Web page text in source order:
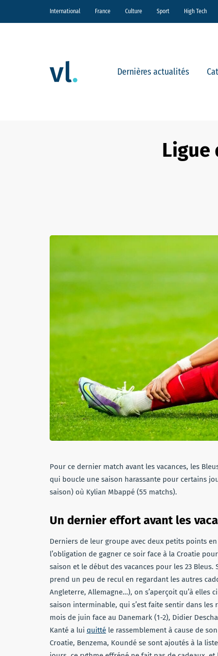
International France Culture Sport High Tech
Dernières actualités
Ligue
Pour ce dernier match avant les vacances, les
qui boucle une saison harassante pour certains
saison) où Kylian Mbappé (55 matchs).
Un dernier effort avant les
Derniers de leur groupe avec deux petits points
l’obligation de gagner ce soir face à la Croatie
saison et le début des vacances pour les 23
prend un peu de recul en regardant les autres
Angleterre, Allemagne…), on s’aperçoit qu’à elles
saison interminable, qui s’est faite sentir dans
mois de juin face au Danemark (1-2), Didier
Kanté a lui quitté le rassemblement à cause de
Croatie, Benzema, Koundé se sont ajoutés à la